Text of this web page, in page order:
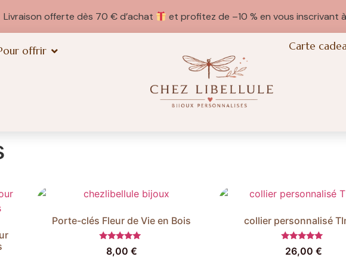
Livraison offerte dès 70 € d’achat et profitez de –10 % en vous inscrivant
offrir
Carte
Porte-clés Fleur de Vie en Bois
Note
5.00
8,00 €
collier personnalisé
Note
5.00
26,00 €